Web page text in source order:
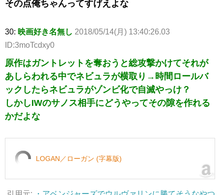
その点俺ちゃんってすげえよな
30: 映画好き名無し 2018/05/14(月) 13:40:26.03
ID:3moTcdxy0
原作はガントレットを奪おうと総攻撃かけてそれが
あしらわれる中でネビュラが横取り→時間ロールバ
ックしたらネビュラがゾンビ化で自滅やっけ？
しかしIWのサノス相手にどうやってその隙を作れる
かだよな
LOGAN／ローガン (字幕版)